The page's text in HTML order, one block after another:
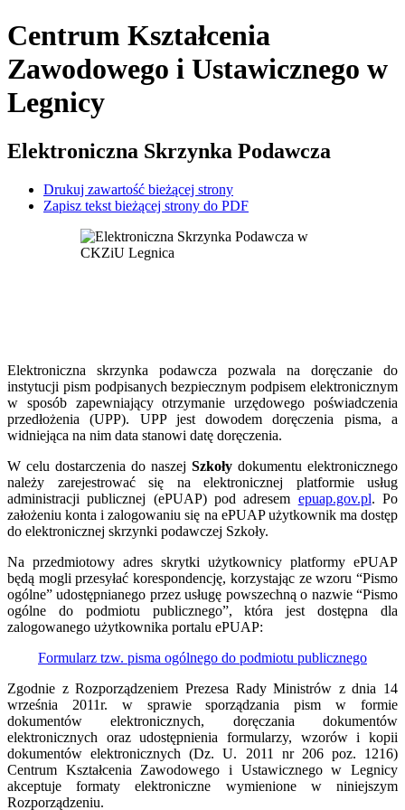
Centrum Kształcenia
Zawodowego i Ustawicznego w
Legnicy
Elektroniczna Skrzynka Podawcza
Drukuj zawartość bieżącej strony
Zapisz tekst bieżącej strony do PDF
Elektroniczna skrzynka podawcza pozwala na doręczanie do
instytucji pism podpisanych bezpiecznym podpisem elektronicznym
w sposób zapewniający otrzymanie urzędowego poświadczenia
przedłożenia (UPP). UPP jest dowodem doręczenia pisma, a
widniejąca na nim data stanowi datę doręczenia.
W celu dostarczenia do naszej Szkoły dokumentu elektronicznego
należy zarejestrować się na elektronicznej platformie usług
administracji publicznej (ePUAP) pod adresem epuap.gov.pl. Po
założeniu konta i zalogowaniu się na ePUAP użytkownik ma dostęp
do elektronicznej skrzynki podawczej Szkoły.
Na przedmiotowy adres skrytki użytkownicy platformy ePUAP
będą mogli przesyłać korespondencję, korzystając ze wzoru “Pismo
ogólne” udostępnianego przez usługę powszechną o nazwie “Pismo
ogólne do podmiotu publicznego”, która jest dostępna dla
zalogowanego użytkownika portalu ePUAP:
Formularz tzw. pisma ogólnego do podmiotu publicznego
Zgodnie z Rozporządzeniem Prezesa Rady Ministrów z dnia 14
września 2011r. w sprawie sporządzania pism w formie
dokumentów elektronicznych, doręczania dokumentów
elektronicznych oraz udostępnienia formularzy, wzorów i kopii
dokumentów elektronicznych (Dz. U. 2011 nr 206 poz. 1216)
Centrum Kształcenia Zawodowego i Ustawicznego w Legnicy
akceptuje formaty elektroniczne wymienione w niniejszym
Rozporządzeniu.